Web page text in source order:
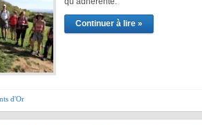
Continuer à lire »
d'Or